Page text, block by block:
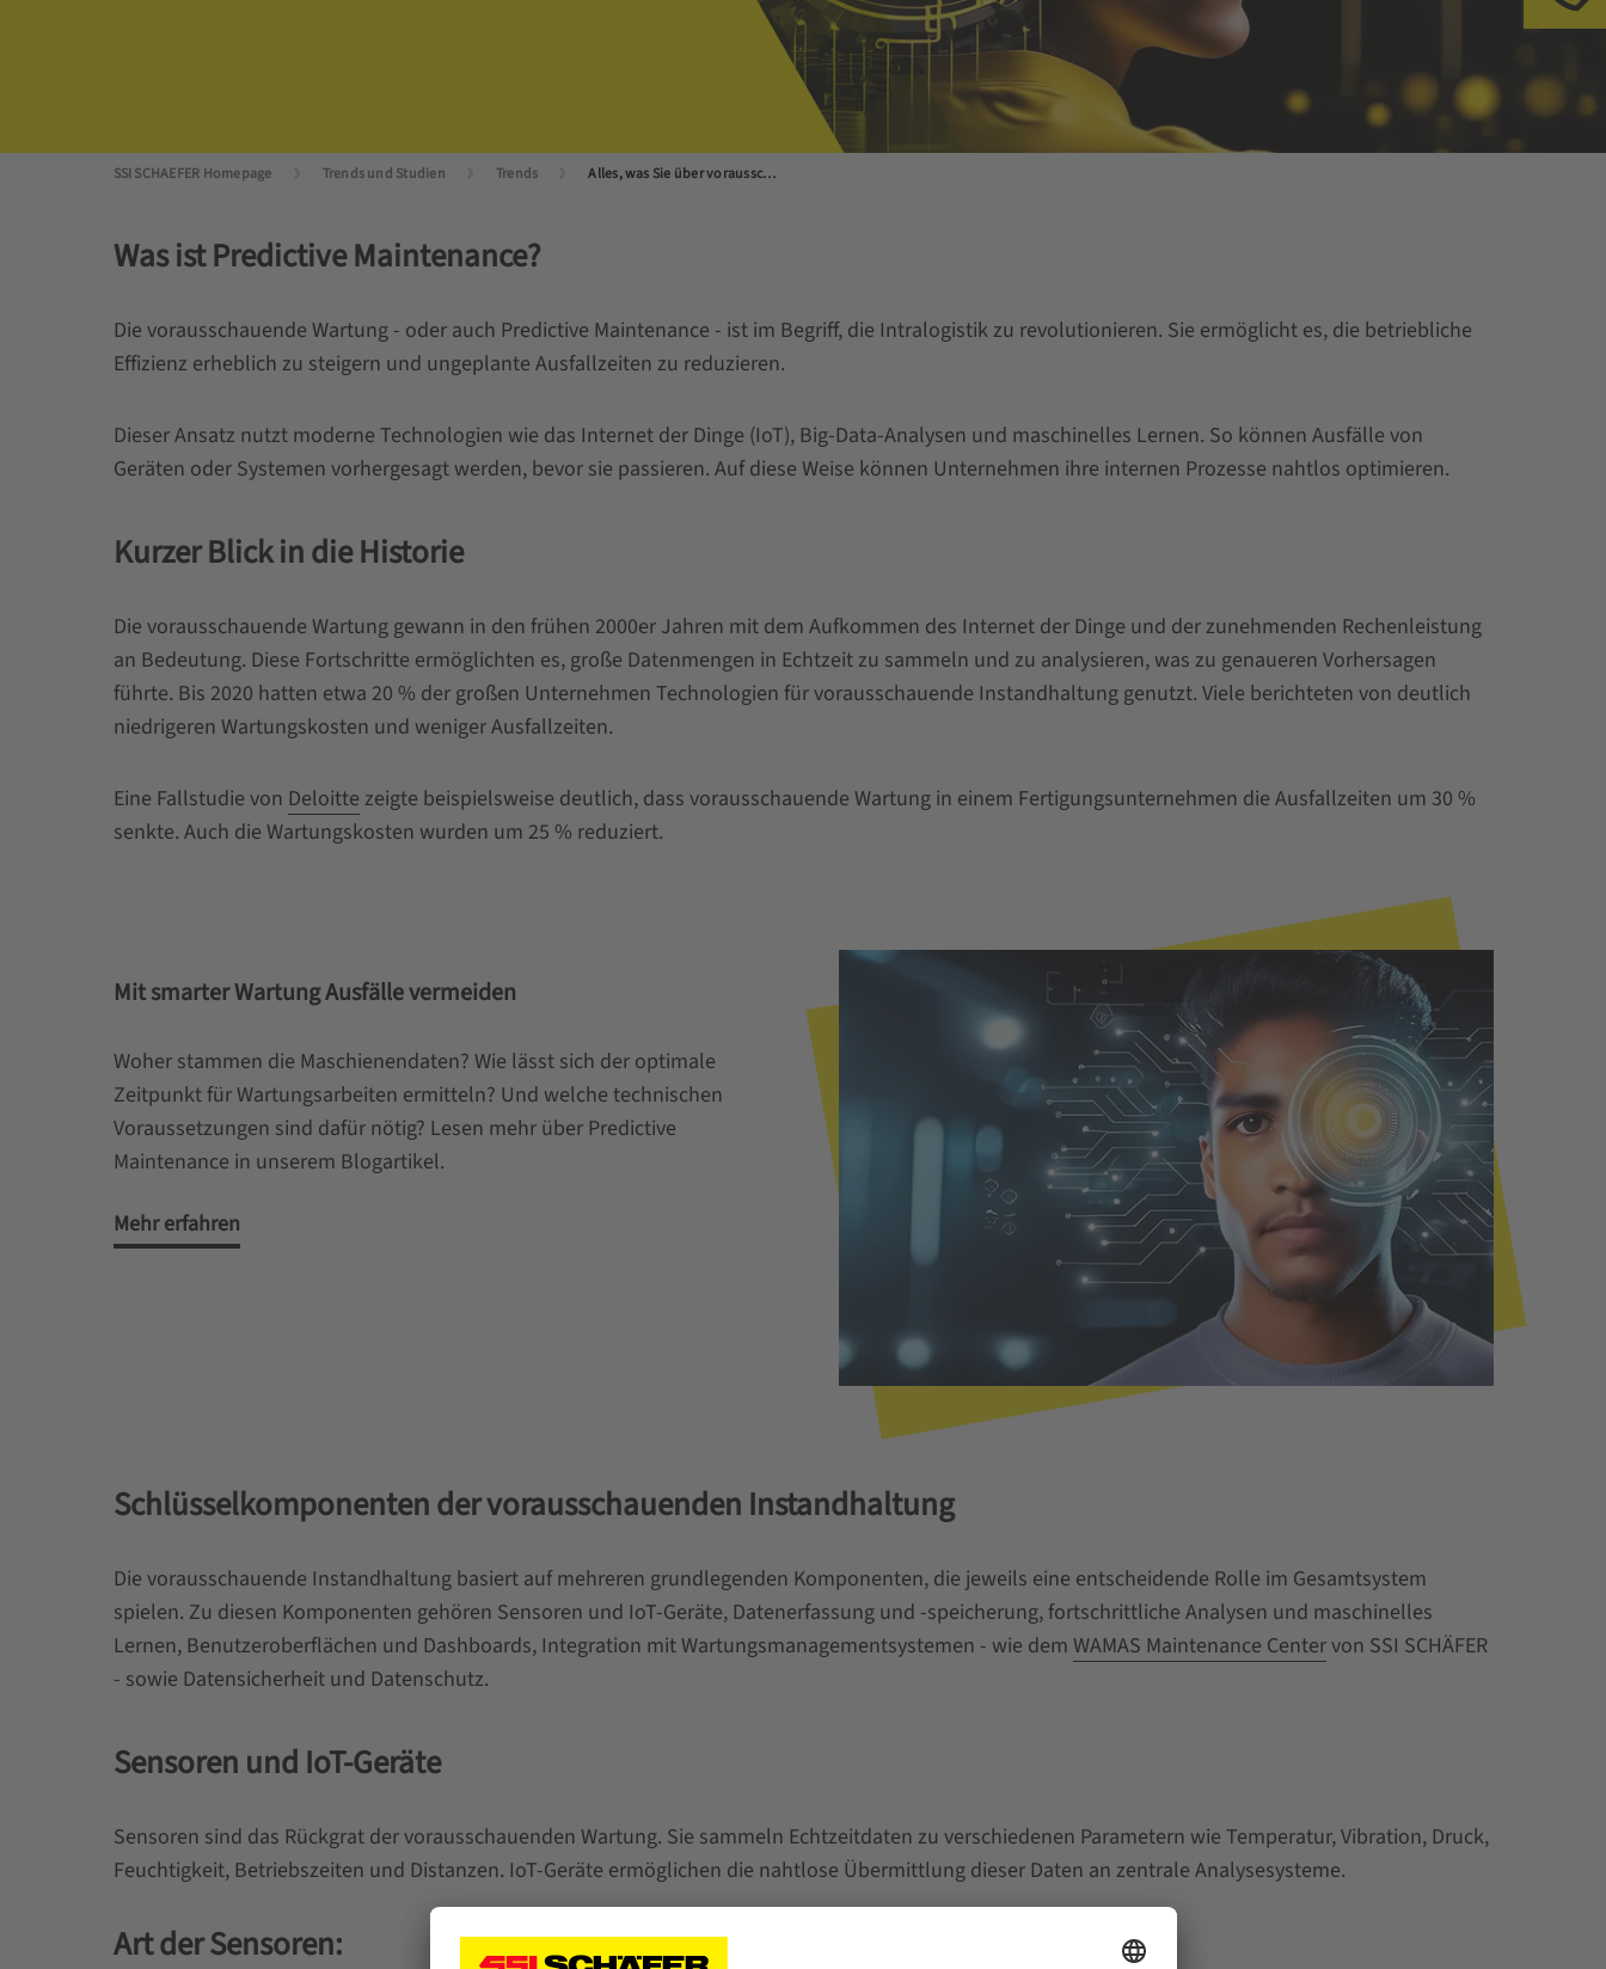
SSI SCHAEFER Homepage Trends und Studien Trends Alles, was Sie über vorausschauende Wartung wissen müssen
Was ist Predictive Maintenance?
Die vorausschauende Wartung - oder auch Predictive Maintenance - ist im Begriff, die Intralogistik zu revolutionieren. Sie ermöglicht es, die betriebliche
Effizienz erheblich zu steigern und ungeplante Ausfallzeiten zu reduzieren.
Dieser Ansatz nutzt moderne Technologien wie das Internet der Dinge (IoT), Big-Data-Analysen und maschinelles Lernen. So können Ausfälle von
Geräten oder Systemen vorhergesagt werden, bevor sie passieren. Auf diese Weise können Unternehmen ihre internen Prozesse nahtlos optimieren.
Kurzer Blick in die Historie
Die vorausschauende Wartung gewann in den frühen 2000er Jahren mit dem Aufkommen des Internet der Dinge und der zunehmenden Rechenleistung
an Bedeutung. Diese Fortschritte ermöglichten es, große Datenmengen in Echtzeit zu sammeln und zu analysieren, was zu genaueren Vorhersagen
führte. Bis 2020 hatten etwa 20 % der großen Unternehmen Technologien für vorausschauende Instandhaltung genutzt. Viele berichteten von deutlich
niedrigeren Wartungskosten und weniger Ausfallzeiten.
Eine Fallstudie von Deloitte zeigte beispielsweise deutlich, dass vorausschauende Wartung in einem Fertigungsunternehmen die Ausfallzeiten um 30 %
senkte. Auch die Wartungskosten wurden um 25 % reduziert.
Mit smarter Wartung Ausfälle vermeiden
Woher stammen die Maschienendaten? Wie lässt sich der optimale
Zeitpunkt für Wartungsarbeiten ermitteln? Und welche technischen
Voraussetzungen sind dafür nötig? Lesen mehr über Predictive
Maintenance in unserem Blogartikel.
Mehr erfahren
Schlüsselkomponenten der vorausschauenden Instandhaltung
Die vorausschauende Instandhaltung basiert auf mehreren grundlegenden Komponenten, die jeweils eine entscheidende Rolle im Gesamtsystem
spielen. Zu diesen Komponenten gehören Sensoren und IoT-Geräte, Datenerfassung und -speicherung, fortschrittliche Analysen und maschinelles
Lernen, Benutzeroberflächen und Dashboards, Integration mit Wartungsmanagementsystemen - wie dem WAMAS Maintenance Centervon SSI SCHÄFER
- sowie Datensicherheit und Datenschutz.
Sensoren und IoT-Geräte
Sensoren sind das Rückgrat der vorausschauenden Wartung. Sie sammeln Echtzeitdaten zu verschiedenen Parametern wie Temperatur, Vibration, Druck,
Feuchtigkeit, Betriebszeiten und Distanzen. IoT-Geräte ermöglichen die nahtlose Übermittlung dieser Daten an zentrale Analysesysteme.
Art der Sensoren: